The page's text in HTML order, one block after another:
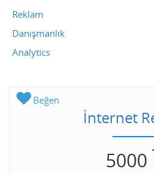
Reklam
Danışmanlık
Analytics
Beğen
İnternet
5000